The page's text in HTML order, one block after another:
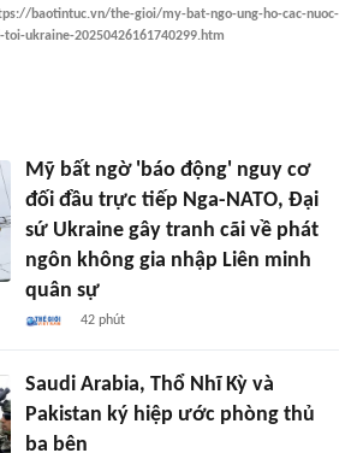
baotintuc.vn/the-gioi/my-bat-ngo-ung-ho-cac-nuoc-
ukraine-20250426161740299.htm
Mỹ bất ngờ 'báo động' nguy cơ
đối đầu trực tiếp Nga-NATO, Đại
sứ Ukraine gây tranh cãi về phát
ngôn không gia nhập Liên minh
quân sự
42 phút
Saudi Arabia, Thổ Nhĩ Kỳ và
Pakistan ký hiệp ước phòng thủ
ba bên